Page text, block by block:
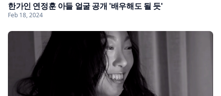
한가인 연정훈 아들 얼굴 공개 '배우해도 될 듯'
Feb 18, 2024